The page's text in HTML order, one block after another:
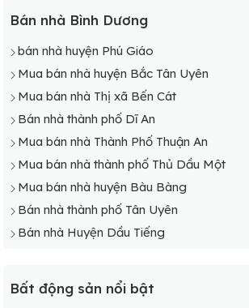
Bán nhà Bình Dương
bán nhà huyện Phú Giáo
Mua bán nhà huyện Bắc Tân Uyên
Mua bán nhà Thị xã Bến Cát
Bán nhà thành phố Dĩ An
Mua bán nhà Thành Phố Thuận An
Mua bán nhà thành phố Thủ Dầu Một
Mua bán nhà huyện Bàu Bàng
Bán nhà thành phố Tân Uyên
Bán nhà Huyện Dầu Tiếng
Bất động sản nổi bật